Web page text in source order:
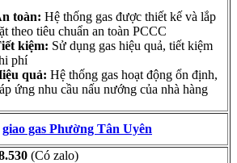
toàn: Hệ thống gas được thiết kế và lắp
theo tiêu chuẩn an toàn PCCC
kiệm: Sử dụng gas hiệu quả, tiết kiệm
phí
quả: Hệ thống gas hoạt động ổn định,
ứng nhu cầu nấu nướng của nhà hàng
giao gas Phường Tân Uyên
(Có zalo)